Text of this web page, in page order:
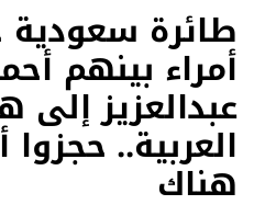
طائرة
أمراء بينهم
عبدالعزيز إلى
العربية..
هناك